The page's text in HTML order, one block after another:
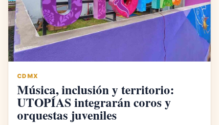
CDMX
Música, inclusión y territorio:
UTOPÍAS integrarán coros y
orquestas juveniles